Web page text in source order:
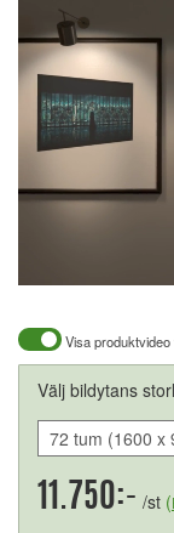
Visa
Välj bildytans
11.750:- /st (